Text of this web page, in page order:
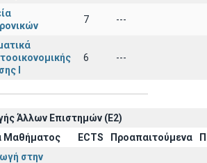
7 ---
Ι
6 ---
Άλλων Επιστημών (Ε2)
Μαθήματος ECTS Προαπαιτούμενα
στην